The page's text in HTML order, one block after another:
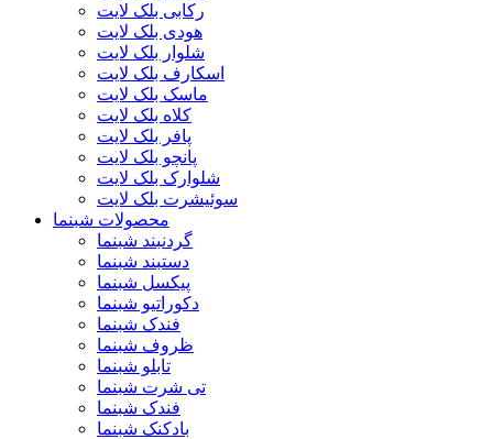
رکابی بلک لایت
هودی بلک لایت
شلوار بلک لایت
اسکارف بلک لایت
ماسک بلک لایت
کلاه بلک لایت
پافر بلک لایت
پانچو بلک لایت
شلوارک بلک لایت
سوئیشرت بلک لایت
محصولات شبنما
گردنبند شبنما
دستبند شبنما
پیکسل شبنما
دکوراتیو شبنما
فندک شبنما
ظروف شبنما
تابلو شبنما
تی شرت شبنما
فندک شبنما
بادکنک شبنما